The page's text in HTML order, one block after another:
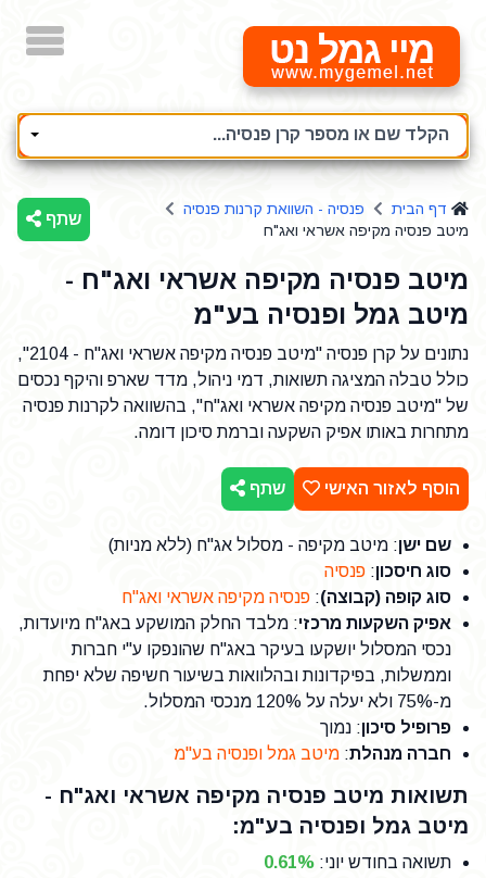
מיי גמל נט
הקלד שם או מספר קרן פנסיה...
דף הבית
פנסיה - השוואת קרנות פנסיה
מיטב פנסיה מקיפה אשראי ואג"ח
שתף
מיטב פנסיה מקיפה אשראי ואג"ח -
מיטב גמל ופנסיה בע"מ
נתונים על קרן פנסיה "מיטב פנסיה מקיפה אשראי ואג"ח - 2104",
כולל טבלה המציגה תשואות, דמי ניהול, מדד שארפ והיקף נכסים
של "מיטב פנסיה מקיפה אשראי ואג"ח", בהשוואה לקרנות פנסיה
מתחרות באותו אפיק השקעה וברמת סיכון דומה.
הוסף לאזור האישי שתף
שם ישן: מיטב מקיפה - מסלול אג"ח (ללא מניות)
סוג חיסכון: פנסיה
סוג קופה (קבוצה): פנסיה מקיפה אשראי ואג"ח
אפיק השקעות מרכזי: מלבד החלק המושקע באג"ח מיועדות,
נכסי המסלול יושקעו בעיקר באג"ח שהונפקו ע"י חברות
וממשלות, בפיקדונות ובהלוואות בשיעור חשיפה שלא יפחת
מ-75% ולא יעלה על 120% מנכסי המסלול.
פרופיל סיכון: נמוך
חברה מנהלת: מיטב גמל ופנסיה בע"מ
תשואות מיטב פנסיה מקיפה אשראי ואג"ח -
מיטב גמל ופנסיה בע"מ:
תשואה בחודש יוני:
0.61%